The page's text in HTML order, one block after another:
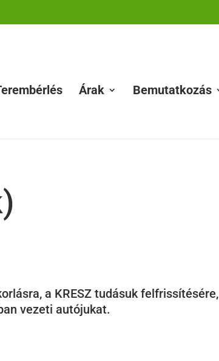
Árak Bemutatkozás
a KRESZ tudásuk felfrissítésére,
vezeti autójukat.